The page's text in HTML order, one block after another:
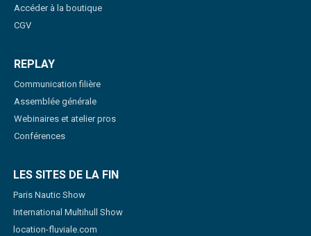
Accéder à la boutique
CGV
REPLAY
Communication filière
Assemblée générale
Webinaires et atelier pros
Conférences
LES SITES DE LA FIN
Paris Nautic Show
International Multihull Show
location-fluviale.com